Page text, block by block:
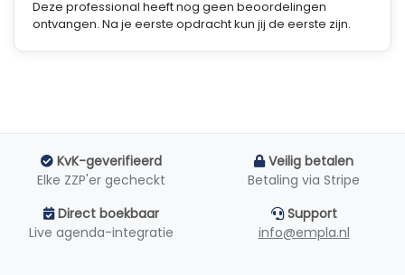
Deze professional heeft nog geen beoordelingen
ontvangen. Na je eerste opdracht kun jij de eerste zijn.
KvK-geverifieerd
Elke ZZP'er gecheckt
Veilig betalen
Betaling via Stripe
Direct boekbaar
Live agenda-integratie
Support
info@empla.nl